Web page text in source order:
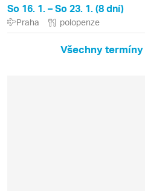
So 16. 1. – So 23. 1. (8 dní)
Praha polopenze
Všechny